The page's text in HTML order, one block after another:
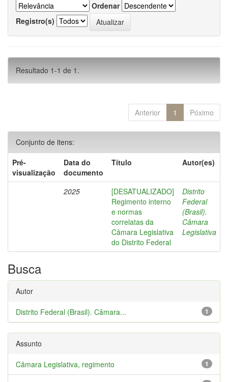
Ordenar
Registro(s)
Resultado 1-1 de 1.
Anterior 1 Póximo
Conjunto de itens:
Pré-
visualização
Data do
documento
Título Autor(es)
2025
[DESATUALIZADO]
Regimento interno
e normas
correlatas da
Câmara Legislativa
do Distrito Federal
Distrito
Federal
(Brasil).
Câmara
Legislativa
Busca
Autor
1
Distrito Federal (Brasil). Câmara...
Assunto
1
Câmara Legislativa, regimento